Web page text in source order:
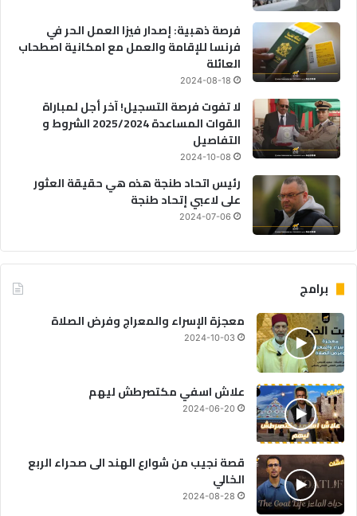
فرصة ذهبية: إصدار فيزا العمل الحر في
فرنسا للإقامة والعمل مع امكانية اصطحاب
العائلة
2024-08-18
لا تفوت فرصة التسجيل! آخر أجل لمباراة
القوات المساعدة 2025/2024 الشروط و
التفاصيل
2024-10-08
رئيس اتحاد طنجة هذه هي حقيقة العثور
على لاعبي إتحاد طنجة
2024-07-06
برامج
معجزة الإسراء والمعراج وفرض الصلاة
2024-10-03
علاش اسفي مكتصرطش ليهم
2024-06-20
قصة نجيب من شوارع الهند الى صحراء الربع
الخالي
2024-08-28